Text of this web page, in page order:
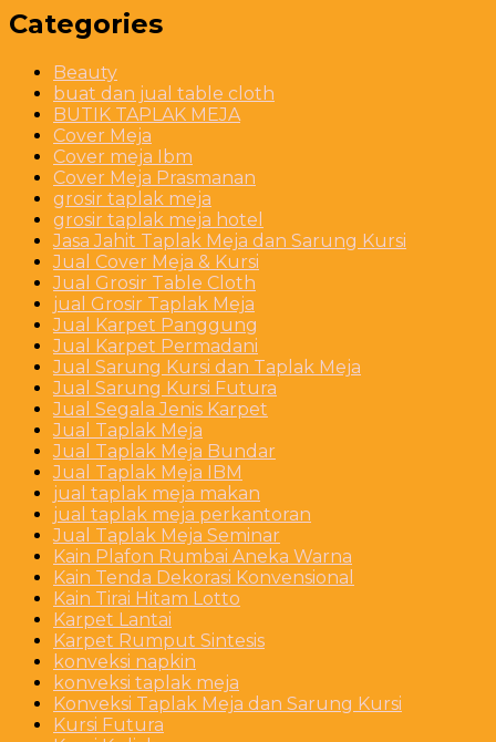
Categories
Beauty
buat dan jual table cloth
BUTIK TAPLAK MEJA
Cover Meja
Cover meja Ibm
Cover Meja Prasmanan
grosir taplak meja
grosir taplak meja hotel
Jasa Jahit Taplak Meja dan Sarung Kursi
Jual Cover Meja & Kursi
Jual Grosir Table Cloth
jual Grosir Taplak Meja
Jual Karpet Panggung
Jual Karpet Permadani
Jual Sarung Kursi dan Taplak Meja
Jual Sarung Kursi Futura
Jual Segala Jenis Karpet
Jual Taplak Meja
Jual Taplak Meja Bundar
Jual Taplak Meja IBM
jual taplak meja makan
jual taplak meja perkantoran
Jual Taplak Meja Seminar
Kain Plafon Rumbai Aneka Warna
Kain Tenda Dekorasi Konvensional
Kain Tirai Hitam Lotto
Karpet Lantai
Karpet Rumput Sintesis
konveksi napkin
konveksi taplak meja
Konveksi Taplak Meja dan Sarung Kursi
Kursi Futura